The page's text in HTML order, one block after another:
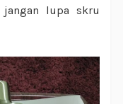
lupa skru